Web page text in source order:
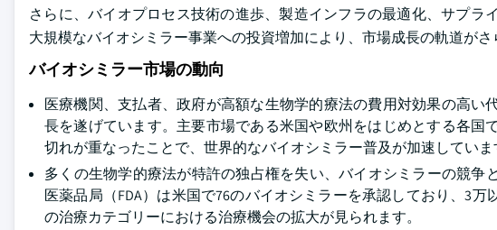
さらに、バイオプロセス技術の進歩、製造インフラの最適化、サプ
大規模なバイオシミラー事業への投資増加により、市場成長の軌道がさ
バイオシミラー市場の動向
医療機関、支払者、政府が高額な生物学的療法の費用対効果の高
長を遂げています。主要市場である米国や欧州をはじめとする各
切れが重なったことで、世界的なバイオシミラー普及が加速していま
多くの生物学的療法が特許の独占権を失い、バイオシミラーの競争
医薬品局（FDA）は米国で76のバイオシミラーを承認しており、3
の治療カテゴリーにおける治療機会の拡大が見られます。